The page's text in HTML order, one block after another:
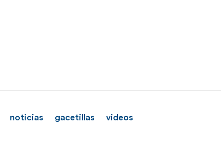
noticias gacetillas videos